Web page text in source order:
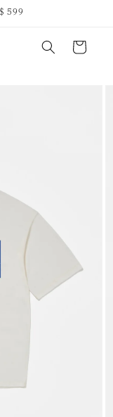
599
Carrinho